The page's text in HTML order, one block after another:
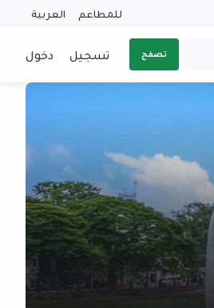
للمطاعم العربية
تصفح تسجيل دخول